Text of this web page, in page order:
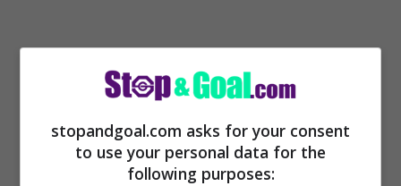
stopandgoal.com asks for your consent
to use your personal data for the
following purposes: